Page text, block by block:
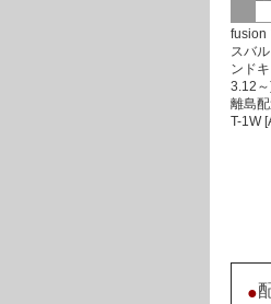
fusion
スバ
ンド
3.12
離島
T-1W
●